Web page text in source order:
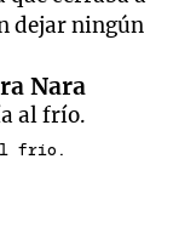
dejar ningún
Nara
frío.